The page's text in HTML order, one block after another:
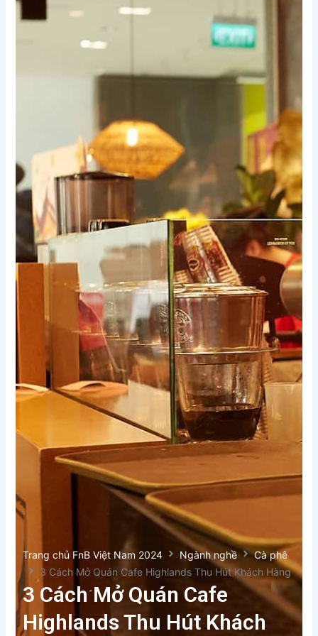
Trang chủ FnB Việt Nam 2024 Ngành nghề
Cà phê
3 Cách Mở Quán Cafe Highlands Thu Hút Khách Hàng
3 Cách Mở Quán Cafe
Highlands Thu Hút Khách